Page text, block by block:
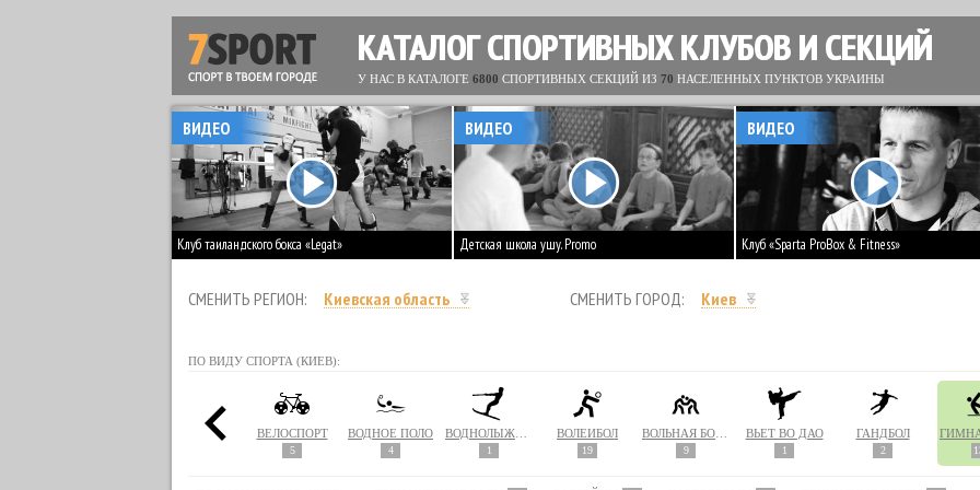
КАТАЛОГ СПОРТИВНЫХ КЛУБОВ И СЕКЦИЙ
У НАС В КАТАЛОГЕ 6800 СПОРТИВНЫХ СЕКЦИЙ ИЗ 70 НАСЕЛЕННЫХ ПУНКТОВ УКРАИНЫ
Клуб таиландского бокса «Legat»
ВИДЕО
Детская школа ушу. Promo
ВИДЕО
Клуб «Sparta ProBox & Fitness»
ВИДЕО
СМЕНИТЬ РЕГИОН: Киевская область СМЕНИТЬ ГОРОД: Киев
ПО ВИДУ СПОРТА (КИЕВ):
ВЕЛОСПОРТ
5
ВОДНОЕ ПОЛО
4 1
ВОЛЕЙБОЛ
19 9
ВЬЕТ ВО ДАО
1
ГАНДБОЛ
2